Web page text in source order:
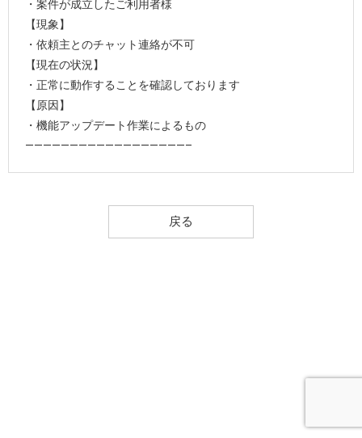
・案件が成立したご利用者様
【現象】
・依頼主とのチャット連絡が不可
【現在の状況】
・正常に動作することを確認しております
【原因】
・機能アップデート作業によるもの
——————————————————–
戻る